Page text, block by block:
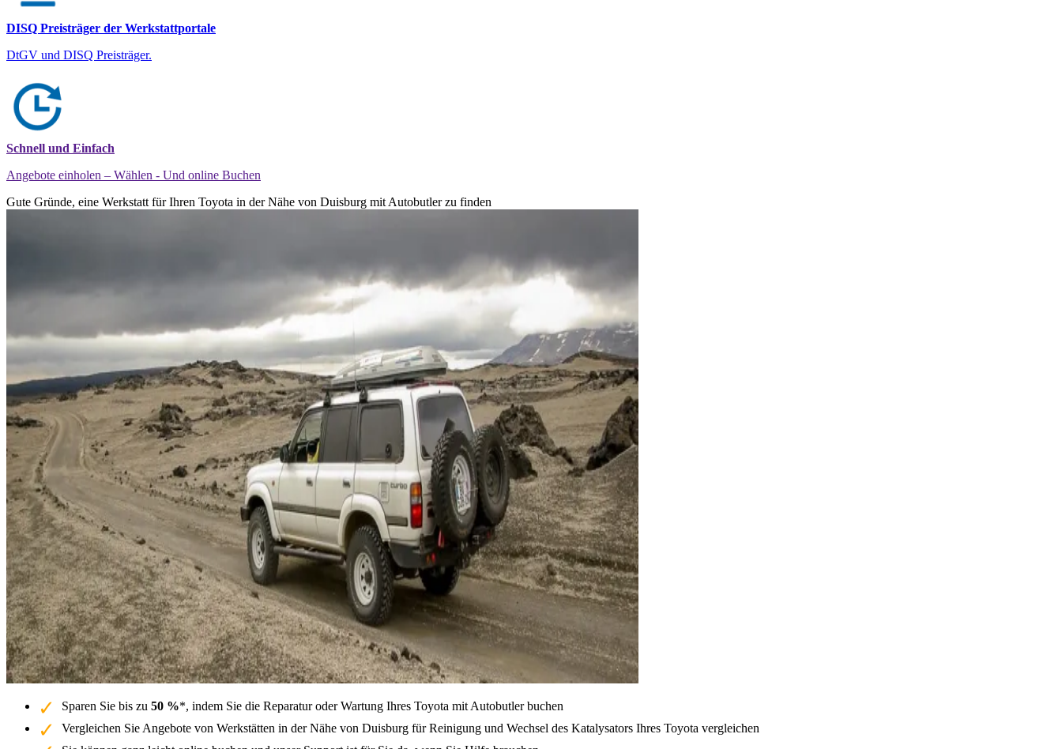
DISQ Preisträger der Werkstattportale
DtGV und DISQ Preisträger.
Schnell und Einfach
Angebote einholen – Wählen - Und online Buchen
Gute Gründe, eine Werkstatt für Ihren Toyota in der Nähe von Duisburg mit Autobutler zu finden
Sparen Sie bis zu 50 %*, indem Sie die Reparatur oder Wartung Ihres Toyota mit Autobutler buchen
Vergleichen Sie Angebote von Werkstätten in der Nähe von Duisburg für Reinigung und Wechsel des Katalysators Ihres Toyota vergleichen